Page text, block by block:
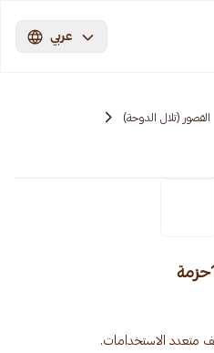
عربي
القصور (تلال الدوحة)